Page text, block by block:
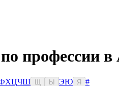
профессии
ХЦЧШ Ы ЭЮ Я
#